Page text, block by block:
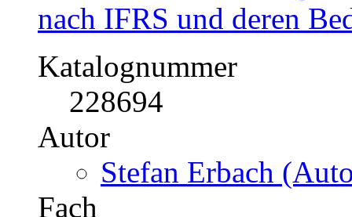
Aktuelle Entwicklungen
nach IFRS und deren
Katalognummer
228694
Autor